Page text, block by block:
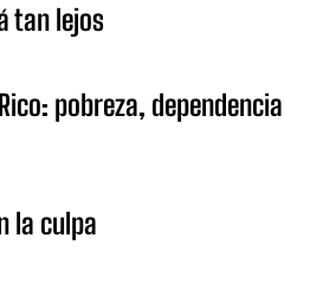
tan lejos
pobreza, dependencia
la culpa